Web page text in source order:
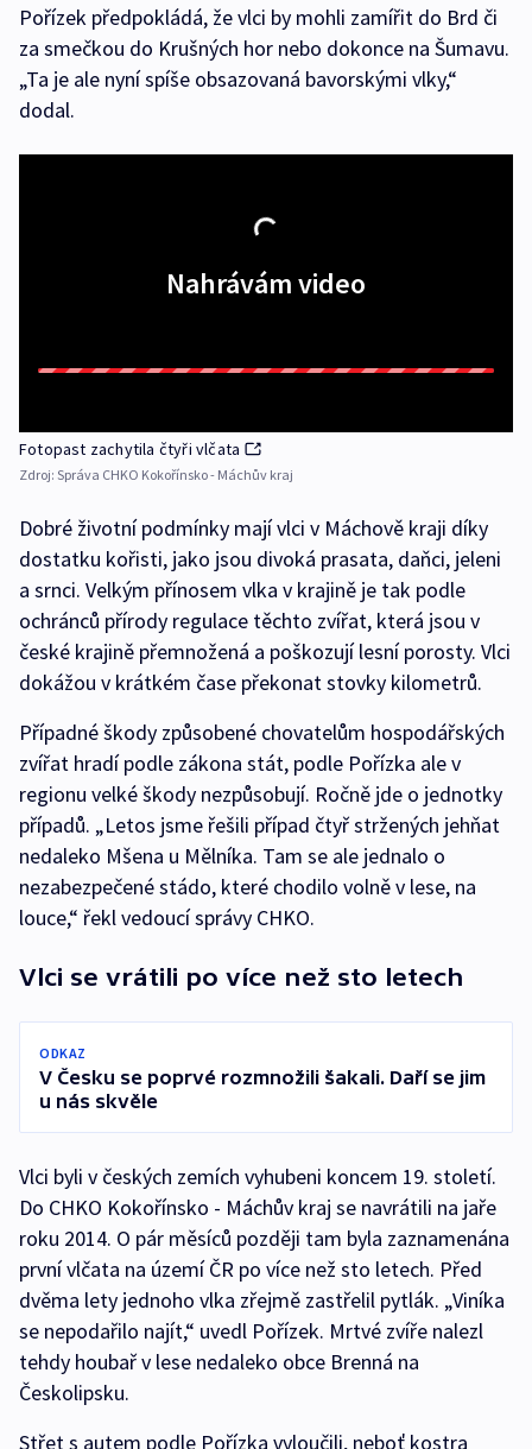
Pořízek předpokládá, že vlci by mohli zamířit do Brd či
za smečkou do Krušných hor nebo dokonce na Šumavu.
„Ta je ale nyní spíše obsazovaná bavorskými vlky,“
dodal.
Nahrávám video
Fotopast zachytila čtyři vlčata
Zdroj: Správa CHKO Kokořínsko - Máchův kraj
Dobré životní podmínky mají vlci v Máchově kraji díky
dostatku kořisti, jako jsou divoká prasata, daňci, jeleni
a srnci. Velkým přínosem vlka v krajině je tak podle
ochránců přírody regulace těchto zvířat, která jsou v
české krajině přemnožená a poškozují lesní porosty. Vlci
dokážou v krátkém čase překonat stovky kilometrů.
Případné škody způsobené chovatelům hospodářských
zvířat hradí podle zákona stát, podle Pořízka ale v
regionu velké škody nezpůsobují. Ročně jde o jednotky
případů. „Letos jsme řešili případ čtyř stržených jehňat
nedaleko Mšena u Mělníka. Tam se ale jednalo o
nezabezpečené stádo, které chodilo volně v lese, na
louce,“ řekl vedoucí správy CHKO.
Vlci se vrátili po více než sto letech
ODKAZ
V Česku se poprvé rozmnožili šakali. Daří se jim
u nás skvěle
Vlci byli v českých zemích vyhubeni koncem 19. století.
Do CHKO Kokořínsko - Máchův kraj se navrátili na jaře
roku 2014. O pár měsíců později tam byla zaznamenána
první vlčata na území ČR po více než sto letech. Před
dvěma lety jednoho vlka zřejmě zastřelil pytlák. „Viníka
se nepodařilo najít,“ uvedl Pořízek. Mrtvé zvíře nalezl
tehdy houbař v lese nedaleko obce Brenná na
Českolipsku.
Střet s autem podle Pořízka vyloučili, neboť kostra